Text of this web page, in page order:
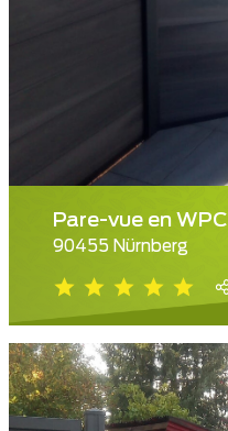
Pare-vue en WPC
90455 Nürnberg